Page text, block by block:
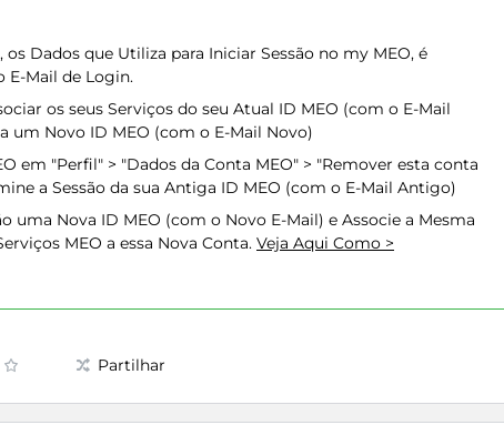
os Dados que Utiliza para Iniciar Sessão no my MEO, é
E-Mail de Login.
os seus Serviços do seu Atual ID MEO (com o E-Mail
um Novo ID MEO (com o E-Mail Novo)
em "Perfil" > "Dados da Conta MEO" > "Remover esta conta
a Sessão da sua Antiga ID MEO (com o E-Mail Antigo)
uma Nova ID MEO (com o Novo E-Mail) e Associe a Mesma
MEO a essa Nova Conta. Veja Aqui Como >
Partilhar